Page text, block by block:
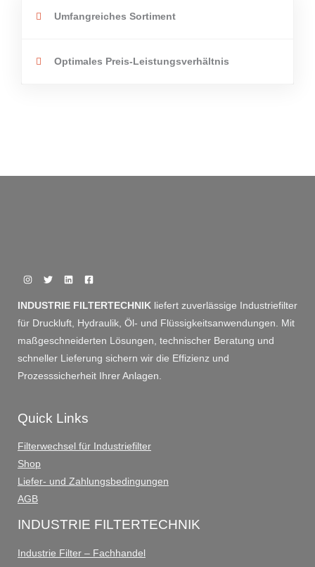
Umfangreiches Sortiment
Optimales Preis-Leistungsverhältnis
INDUSTRIE FILTERTECHNIK liefert zuverlässige Industriefilter
für Druckluft, Hydraulik, Öl- und Flüssigkeitsanwendungen. Mit
maßgeschneiderten Lösungen, technischer Beratung und
schneller Lieferung sichern wir die Effizienz und
Prozesssicherheit Ihrer Anlagen.
Quick Links
Filterwechsel für Industriefilter
Shop
Liefer- und Zahlungsbedingungen
AGB
INDUSTRIE FILTERTECHNIK
Industrie Filter – Fachhandel